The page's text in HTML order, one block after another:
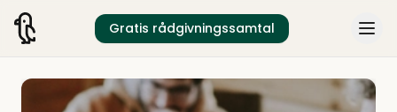
Gratis rådgivningssamtal